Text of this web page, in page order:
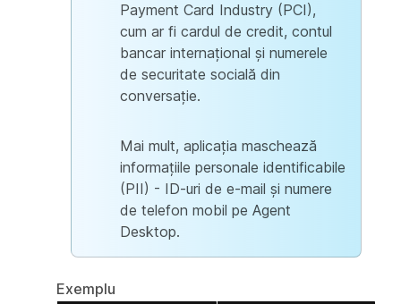
Payment Card Industry (PCI),
cum ar fi cardul de credit, contul
bancar internațional și numerele
de securitate socială din
conversație.
Mai mult, aplicația maschează
informațiile personale identificabile
(PII) - ID-uri de e-mail și numere
de telefon mobil pe Agent
Desktop.
Exemplu